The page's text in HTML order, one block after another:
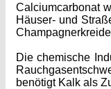
Calciumcarbonat
Häuser- und
Die chemische
benötigt Kalk als